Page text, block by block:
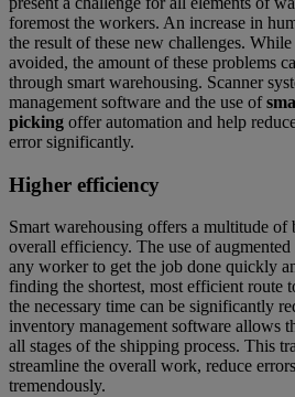
foremost the workers. An increase in
the result of these new challenges.
avoided, the amount of these problems
through smart warehousing. Scanner
management software and the use of
picking offer automation and help
error significantly.
Higher efficiency
Smart warehousing offers a multitude of
overall efficiency. The use of
any worker to get the job done quickly
finding the shortest, most efficient route
the necessary time can be significantly
inventory management software allows
all stages of the shipping process. This
streamline the overall work, reduce
tremendously.